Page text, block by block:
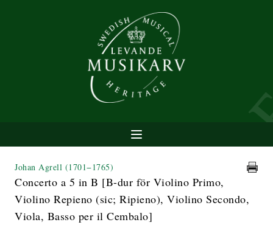
Johan Agrell (1701−1765)
Concerto a 5 in B [B-dur för Violino Primo,
Violino Repieno (sic; Ripieno), Violino Secondo,
Viola, Basso per il Cembalo]